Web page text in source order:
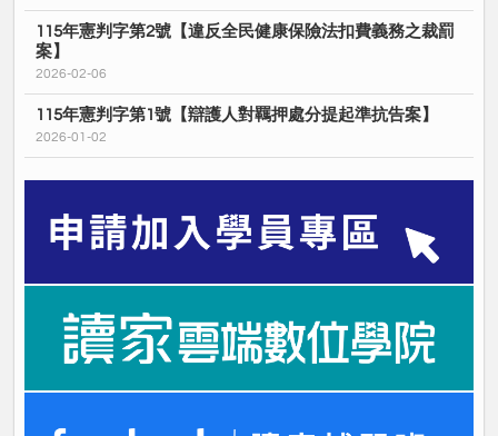
115年憲判字第2號【違反全民健康保險法扣費義務之裁罰
案】
2026-02-06
115年憲判字第1號【辯護人對羈押處分提起準抗告案】
2026-01-02